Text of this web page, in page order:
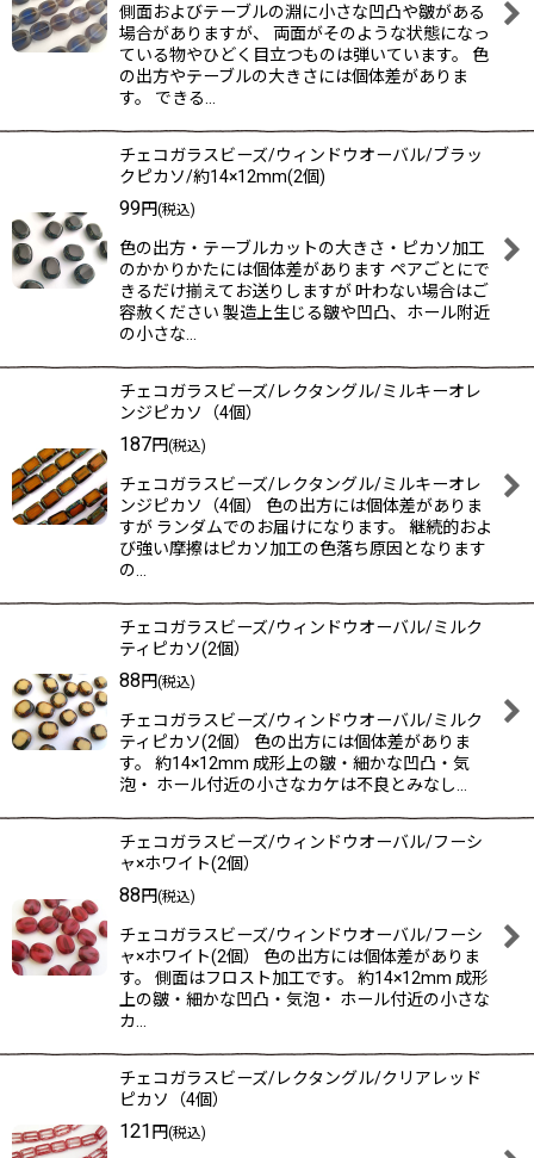
側面およびテーブルの淵に小さな凹凸や皺がある
場合がありますが、 両面がそのような状態になっ
ている物やひどく目立つものは弾いています。 色
の出方やテーブルの大きさには個体差がありま
す。 できる…
チェコガラスビーズ/ウィンドウオーバル/ブラッ
クピカソ/約14×12mm(2個)
99円(税込)
色の出方・テーブルカットの大きさ・ピカソ加工
のかかりかたには個体差があります ペアごとにで
きるだけ揃えてお送りしますが 叶わない場合はご
容赦ください 製造上生じる皺や凹凸、ホール附近
の小さな…
チェコガラスビーズ/レクタングル/ミルキーオレ
ンジピカソ（4個）
187円(税込)
チェコガラスビーズ/レクタングル/ミルキーオレ
ンジピカソ（4個） 色の出方には個体差がありま
すが ランダムでのお届けになります。 継続的およ
び強い摩擦はピカソ加工の色落ち原因となります
の…
チェコガラスビーズ/ウィンドウオーバル/ミルク
ティピカソ(2個）
88円(税込)
チェコガラスビーズ/ウィンドウオーバル/ミルク
ティピカソ(2個） 色の出方には個体差がありま
す。 約14×12mm 成形上の皺・細かな凹凸・気
泡・ ホール付近の小さなカケは不良とみなし…
チェコガラスビーズ/ウィンドウオーバル/フーシ
ャ×ホワイト(2個）
88円(税込)
チェコガラスビーズ/ウィンドウオーバル/フーシ
ャ×ホワイト(2個） 色の出方には個体差がありま
す。 側面はフロスト加工です。 約14×12mm 成形
上の皺・細かな凹凸・気泡・ ホール付近の小さな
カ…
チェコガラスビーズ/レクタングル/クリアレッド
ピカソ（4個）
121 円(税込)